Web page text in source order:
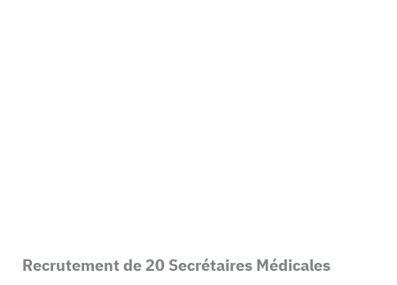
Recrutement de 20 Secrétaires Médicales